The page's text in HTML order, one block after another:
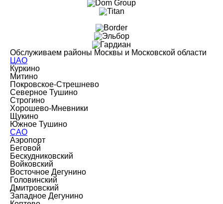
Обслуживаем районы Москвы и Московской области
ЦАО
Куркино
Митино
Покровское-Стрешнево
Северное Тушино
Строгино
Хорошево-Мневники
Щукино
Южное Тушино
САО
Аэропорт
Беговой
Бескудниковский
Войковский
Восточное Дегунино
Головинский
Дмитровский
Западное Дегунино